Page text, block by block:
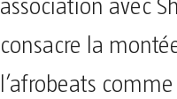
association avec
consacre la
l’afrobeats